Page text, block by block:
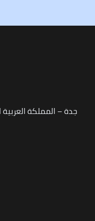
جدة – المملكة